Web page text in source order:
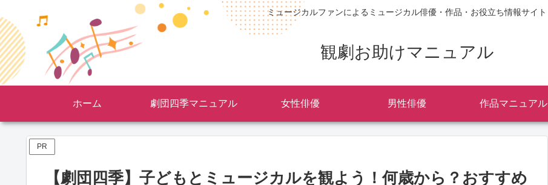
ミュージカルファンによるミュージカル俳優・作品・お役立ち情報サイト
観劇お助けマニュアル
ホーム 劇団四季マニュアル 女性俳優 男性俳優 作品マニュアル
PR
【劇団四季】子どもとミュージカルを観よう！何歳から？おすすめ